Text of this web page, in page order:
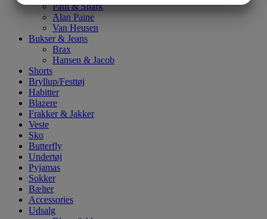
Paul & Shark
Alan Paine
Van Heusen
Bukser & Jeans
Brax
Hansen & Jacob
Shorts
Bryllup/Festtøj
Habitter
Blazere
Frakker & Jakker
Veste
Sko
Butterfly
Undertøj
Pyjamas
Sokker
Bælter
Accessories
Udsalg
MARKETING